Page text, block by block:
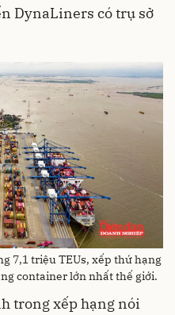
DynaLiners có trụ sở
7,1 triệu TEUs, xếp thứ hạng
container lớn nhất thế giới.
trong xếp hạng nói